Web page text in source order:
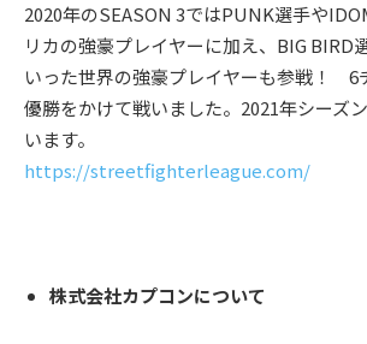
2020年のSEASON 3ではPUNK選手や
リカの強豪プレイヤーに加え、BIG BIRD
いった世界の強豪プレイヤーも参戦！ 6
優勝をかけて戦いました。2021年シーズ
います。
https://streetfighterleague.com/
株式会社カプコンについて